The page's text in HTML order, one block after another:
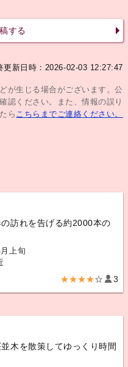
する
更新日時：2026-02-03 12:27:47
が生じる場合がございます。公
認ください。また、情報の誤り
ら こちらまでご連絡ください。
訪れを告げる約2000本の
上旬
★★★★☆ 3
木を散策してゆっくり時間